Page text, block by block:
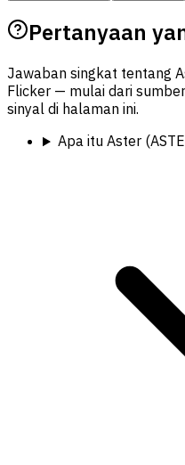
Pertanyaan
Jawaban singkat tentang
Flicker — mulai dari
sinyal di halaman ini.
Apa itu Aster